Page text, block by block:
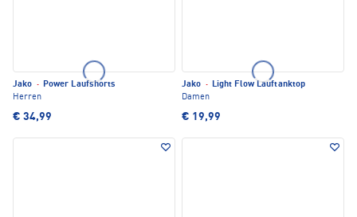
Jako · Power Laufshorts
Herren
€ 34,99
Jako · Light Flow Lauftanktop
Damen
€ 19,99